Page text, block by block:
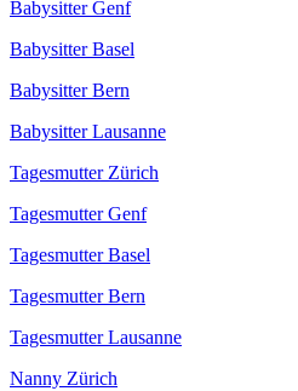
Babysitter Genf
Babysitter Basel
Babysitter Bern
Babysitter Lausanne
Tagesmutter Zürich
Tagesmutter Genf
Tagesmutter Basel
Tagesmutter Bern
Tagesmutter Lausanne
Nanny Zürich